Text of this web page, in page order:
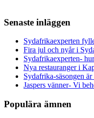
Senaste inläggen
Sydafrikaexperten
Fira jul och nyår i
Sydafrikaexperten-
Nya restauranger i
Sydafrika-säsongen
Jaspers vänner- Vi
Populära ämnen